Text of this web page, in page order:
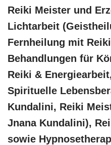
Reiki Meister und
Lichtarbeit
Fernheilung mit
Behandlungen für
Reiki &
Spirituelle
Kundalini, Reiki
Jnana Kundalini),
sowie